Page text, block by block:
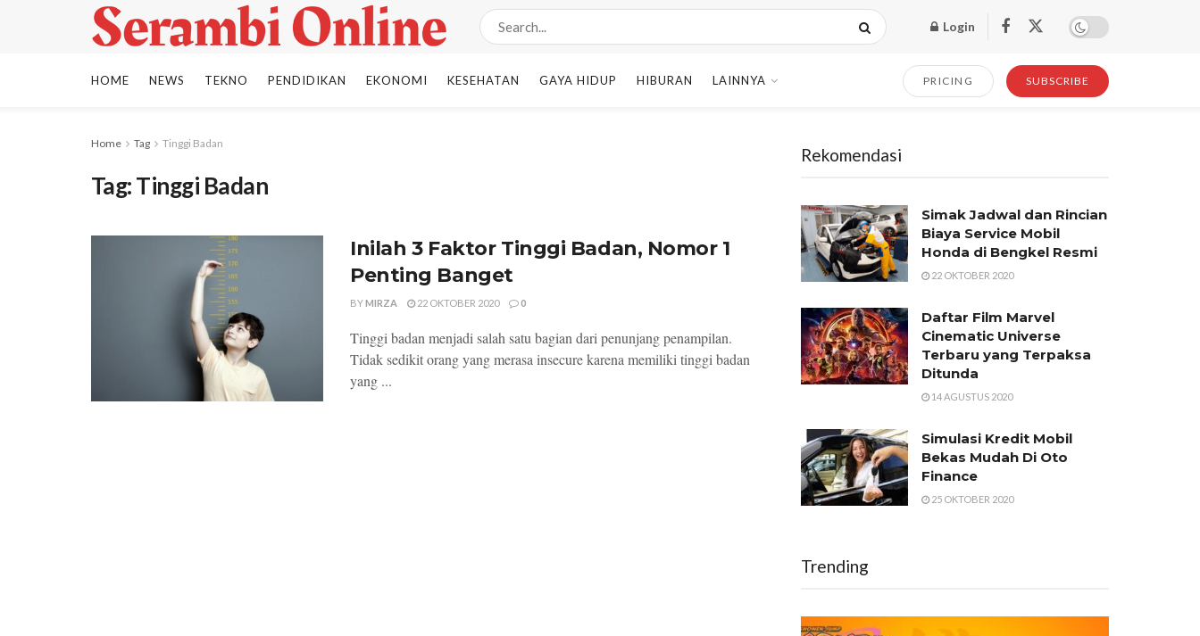
Login
HOME NEWS TEKNO PENDIDIKAN EKONOMI KESEHATAN GAYA HIDUP HIBURAN LAINNYA PRICING SUBSCRIBE
Home Tag Tinggi Badan
Tag:Tinggi Badan
Inilah 3 Faktor Tinggi Badan, Nomor 1
Penting Banget
BYMIRZA 22 OKTOBER 2020 0
Tinggi badan menjadi salah satu bagian dari penunjang penampilan.
Tidak sedikit orang yang merasa insecure karena memiliki tinggi badan
yang ...
Rekomendasi
Simak Jadwal dan Rincian
Biaya Service Mobil
Honda di Bengkel Resmi
22 OKTOBER 2020
Daftar Film Marvel
Cinematic Universe
Terbaru yang Terpaksa
Ditunda
14 AGUSTUS 2020
Simulasi Kredit Mobil
Bekas Mudah Di Oto
Finance
25 OKTOBER 2020
Trending